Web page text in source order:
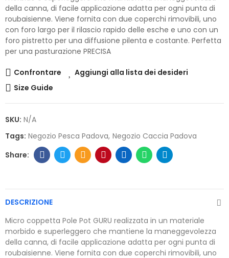
della canna, di facile applicazione adatta per ogni punta di
roubaisienne. Viene fornita con due coperchi rimovibili, uno
con foro largo per il rilascio rapido delle esche e uno con un
foro pistretto per una diffusione pilenta e costante. Perfetta
per una pasturazione PRECISA
Confrontare
Aggiungi alla lista dei desideri
Size Guide
SKU: N/A
Tags: Negozio Pesca Padova Negozio Caccia Padova
DESCRIZIONE
Micro coppetta Pole Pot GURU realizzata in un materiale
morbido e superleggero che mantiene la maneggevolezza
della canna, di facile applicazione adatta per ogni punta di
roubaisienne. Viene fornita con due coperchi rimovibili, uno